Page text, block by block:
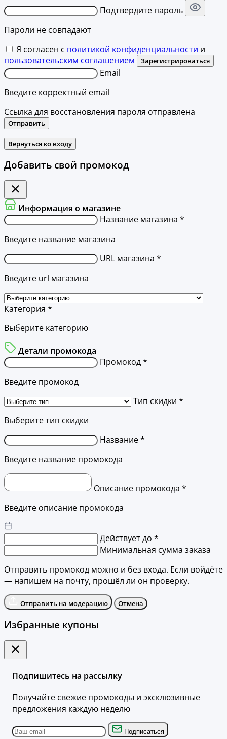
Подтвердите пароль
Пароли не совпадают
Я согласен с политикой конфиденциальности и
пользовательским соглашением
Зарегистрироваться
Email
Введите корректный email
Ссылка для восстановления пароля отправлена
Отправить
Вернуться ко входу
Добавить свой промокод
Информация о магазине
Название магазина *
Введите название магазина
URL магазина *
Введите url магазина
Категория *
Выберите категорию
Детали промокода
Промокод *
Введите промокод
Тип скидки *
Выберите тип скидки
Название *
Введите название промокода
Описание промокода *
Введите описание промокода
Действует до *
Минимальная сумма заказа
Отправить промокод можно и без входа. Если войдёте
— напишем на почту, прошёл ли он проверку.
Отправить на модерацию Отмена
Избранные купоны
Подпишитесь на рассылку
Получайте свежие промокоды и эксклюзивные
предложения каждую неделю
Подписаться